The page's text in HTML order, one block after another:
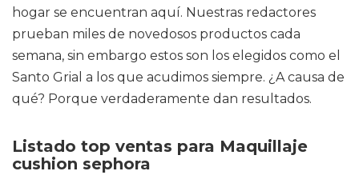
hogar se encuentran aquí. Nuestras redactores
prueban miles de novedosos productos cada
semana, sin embargo estos son los elegidos como el
Santo Grial a los que acudimos siempre. ¿A causa de
qué? Porque verdaderamente dan resultados.
Listado top ventas para Maquillaje
cushion sephora